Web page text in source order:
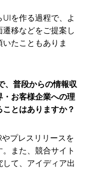
を作る過程で、よ
移などをご提案し
たこともありま
、普段からの情報収
お客様企業への理
とはありますか？
プレスリリースを
また、競合サイト
て、アイディア出